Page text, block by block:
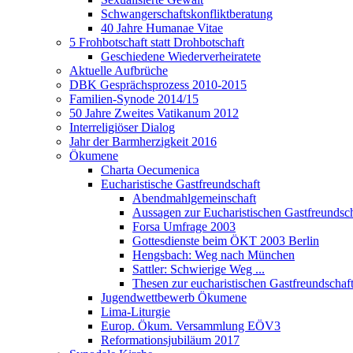
Schwangerschaftskonfliktberatung
40 Jahre Humanae Vitae
5 Frohbotschaft statt Drohbotschaft
Geschiedene Wiederverheiratete
Aktuelle Aufbrüche
DBK Gesprächsprozess 2010-2015
Familien-Synode 2014/15
50 Jahre Zweites Vatikanum 2012
Interreligiöser Dialog
Jahr der Barmherzigkeit 2016
Ökumene
Charta Oecumenica
Eucharistische Gastfreundschaft
Abendmahlgemeinschaft
Aussagen zur Eucharistischen
Forsa Umfrage 2003
Gottesdienste beim ÖKT 2003 Berlin
Hengsbach: Weg nach München
Sattler: Schwierige Weg ...
Thesen zur eucharistischen Gastfreundschaft
Jugendwettbewerb Ökumene
Lima-Liturgie
Europ. Ökum. Versammlung EÖV3
Reformationsjubiläum 2017